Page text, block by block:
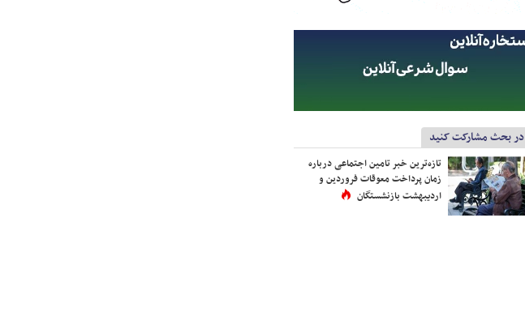
در بحث مشارکت کنید
تازه‌ترین خبر تامین اجتماعی درباره
زمان پرداخت معوقات فروردین و
اردیبهشت بازنشستگان